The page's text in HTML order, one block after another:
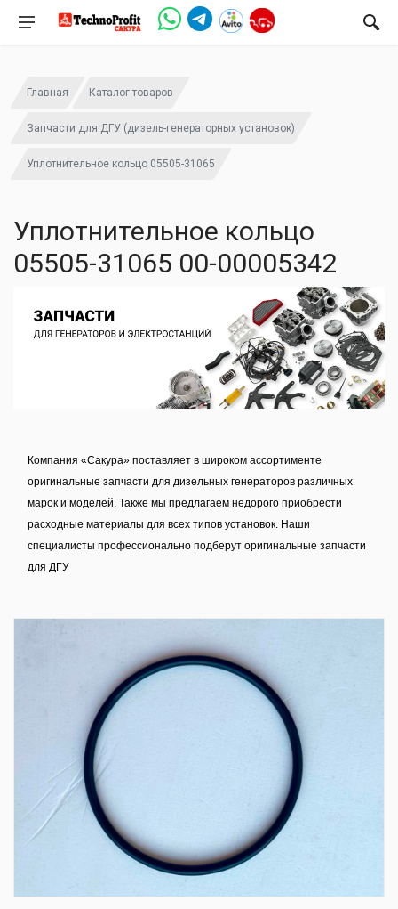
Главная Каталог товаров
Запчасти для ДГУ (дизель-генераторных установок)
Уплотнительное кольцо 05505-31065
Уплотнительное кольцо
05505-31065 00-00005342
Компания «Сакура» поставляет в широком ассортименте
оригинальные запчасти для дизельных генераторов различных
марок и моделей. Также мы предлагаем недорого приобрести
расходные материалы для всех типов установок. Наши
специалисты профессионально подберут оригинальные запчасти
для ДГУ